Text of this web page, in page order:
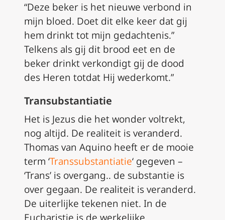
“Deze beker is het nieuwe verbond in
mijn bloed. Doet dit elke keer dat gij
hem drinkt tot mijn gedachtenis.”
Telkens als gij dit brood eet en de
beker drinkt verkondigt gij de dood
des Heren totdat Hij wederkomt.”
Transubstantiatie
Het is Jezus die het wonder voltrekt,
nog altijd. De realiteit is veranderd.
Thomas van Aquino heeft er de mooie
term ‘Transsubstantiatie‘ gegeven –
‘Trans’ is overgang.. de substantie is
over gegaan. De realiteit is veranderd.
De uiterlijke tekenen niet. In de